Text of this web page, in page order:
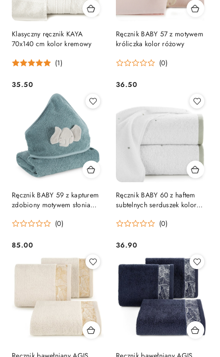
Klasyczny ręcznik KAYA
70x140 cm kolor kremowy
(1)
Cena:
35.50
Ręcznik BABY 57 z motywem
króliczka kolor różowy
(0)
Cena:
36.50
Ręcznik BABY 59 z kapturem
zdobiony motywem słonia
(0)
Cena:
85.00
Ręcznik BABY 60 z haftem
subtelnych serduszek kolor
(0)
Cena:
36.90